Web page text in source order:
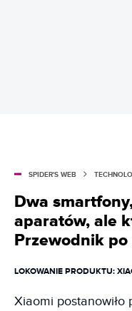
SPIDER'S WEB
Dwa
aparatów, ale
Przewodnik po
LOKOWANIE PRODUKTU:
Xiaomi postanowiło